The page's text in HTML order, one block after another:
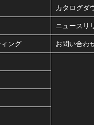
ィング
カタログダ
ニュースリ
お問い合わ